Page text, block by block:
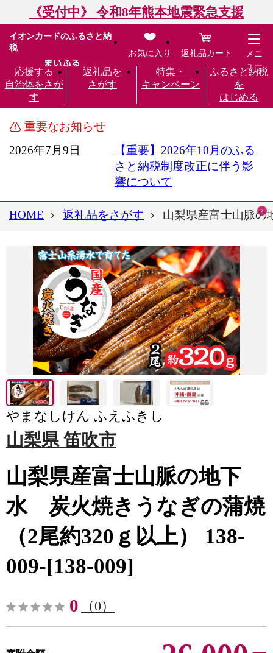
《受付中》 令和8年熊本地震緊急支援
イオンカードのふるさと納
税
応援する
自治体をさが
す
返礼品を
さがす
特集・
キャンペーン
ふるさと納税
を
はじめる
お気に入り 返礼品カート
メニ
ュー
重要なお知らせ
2026年7月9日
【重要】2026年10月のふる
さと納税制度改正に伴う影
響について
HOME 返礼品をさがす 山梨県産富士山脈
やまなしけん ふえふきし
山梨県 笛吹市
山梨県産富士山脈の地下
水 炭火焼きうなぎの蒲焼
（2尾約320ｇ以上） 138-
009-[138-009]
0 （0）